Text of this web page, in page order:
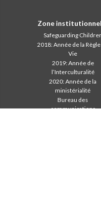
Zone
Safeguarding
2018: Année de la
Vie
2019: Année de
l’Interculturalité
2020: Année de la
ministérialité
Bureau des
communications